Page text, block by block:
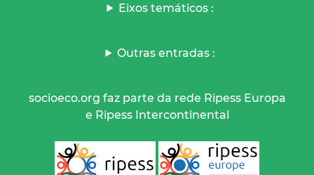
Eixos temáticos :
Outras entradas :
socioeco.org faz parte da rede Ripess Europa
e Ripess Intercontinental